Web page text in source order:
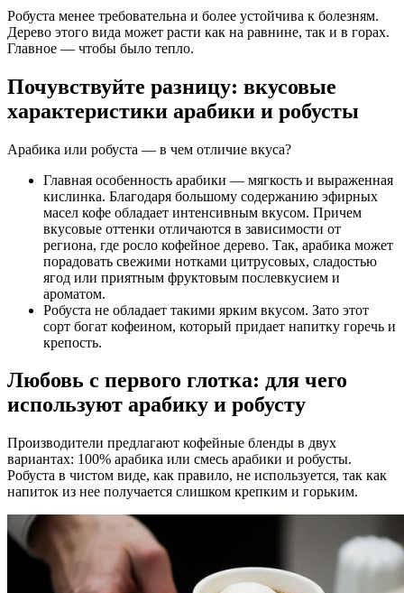
Робуста менее требовательна и более устойчива к болезням.
Дерево этого вида может расти как на равнине, так и в горах.
Главное — чтобы было тепло.
Почувствуйте разницу: вкусовые
характеристики арабики и робусты
Арабика или робуста — в чем отличие вкуса?
Главная особенность арабики — мягкость и выраженная
кислинка. Благодаря большому содержанию эфирных
масел кофе обладает интенсивным вкусом. Причем
вкусовые оттенки отличаются в зависимости от
региона, где росло кофейное дерево. Так, арабика может
порадовать свежими нотками цитрусовых, сладостью
ягод или приятным фруктовым послевкусием и
ароматом.
Робуста не обладает такими ярким вкусом. Зато этот
сорт богат кофеином, который придает напитку горечь и
крепость.
Любовь с первого глотка: для чего
используют арабику и робусту
Производители предлагают кофейные бленды в двух
вариантах: 100% арабика или смесь арабики и робусты.
Робуста в чистом виде, как правило, не используется, так как
напиток из нее получается слишком крепким и горьким.